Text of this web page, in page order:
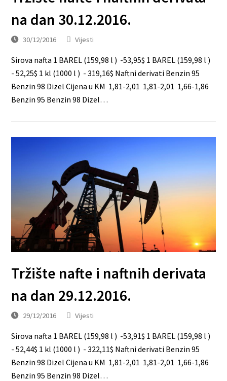
na dan 30.12.2016.
30/12/2016 Vijesti
Sirova nafta 1 BAREL (159,98 l ) -53,95$ 1 BAREL (159,98 l )
- 52,25$ 1 kl (1000 l ) - 319,16$ Naftni derivati Benzin 95
Benzin 98 Dizel Cijena u KM 1,81-2,01 1,81-2,01 1,66-1,86
Benzin 95 Benzin 98 Dizel…
Tržište nafte i naftnih derivata
na dan 29.12.2016.
29/12/2016 Vijesti
Sirova nafta 1 BAREL (159,98 l ) -53,91$ 1 BAREL (159,98 l )
- 52,44$ 1 kl (1000 l ) - 322,11$ Naftni derivati Benzin 95
Benzin 98 Dizel Cijena u KM 1,81-2,01 1,81-2,01 1,66-1,86
Benzin 95 Benzin 98 Dizel…